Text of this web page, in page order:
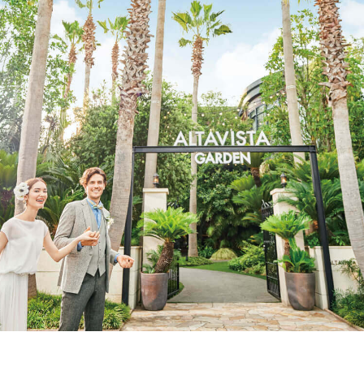
Party
フロアガイド
ギャラリー
アクセス
紹介キャンペーン
採用情報
成約者サイト
follow us
Facebook Wedding Restaurant Youtube